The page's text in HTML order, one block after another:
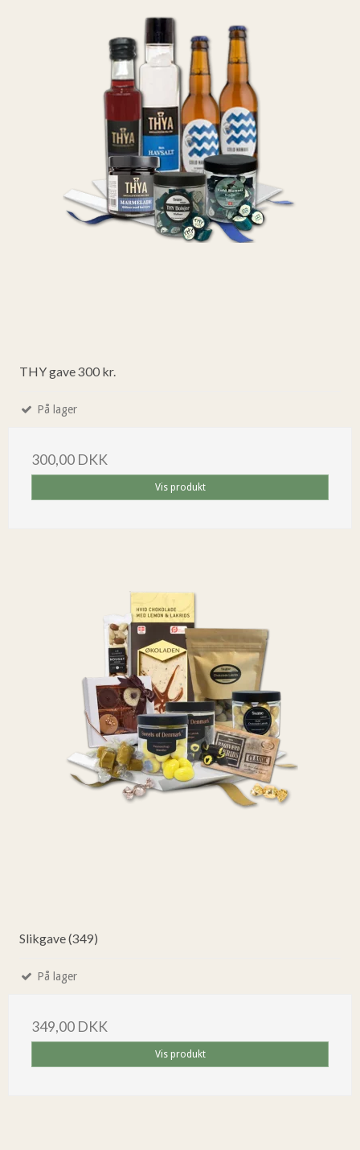
THY gave 300 kr.
På lager
300,00 DKK
Vis produkt
Slikgave (349)
På lager
349,00 DKK
Vis produkt